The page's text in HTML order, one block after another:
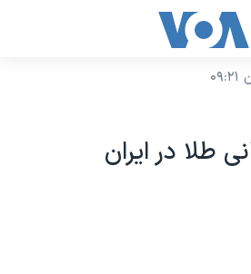
طلا در ایران